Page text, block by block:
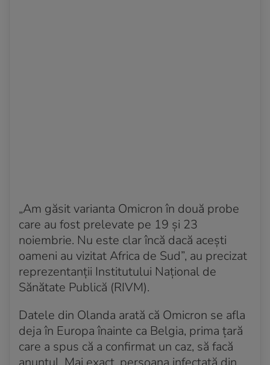
„Am găsit varianta Omicron în două probe
care au fost prelevate pe 19 și 23
noiembrie. Nu este clar încă dacă acești
oameni au vizitat Africa de Sud”, au precizat
reprezentanții Institutului Național de
Sănătate Publică (RIVM).
Datele din Olanda arată că Omicron se afla
deja în Europa înainte ca Belgia, prima țară
care a spus că a confirmat un caz, să facă